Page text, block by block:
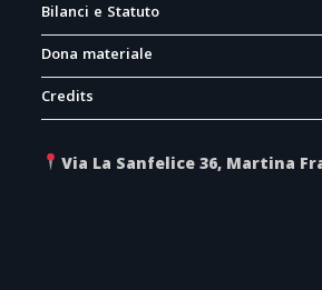
Bilanci e Statuto
Dona materiale
Credits
Via La Sanfelice 36, Martina